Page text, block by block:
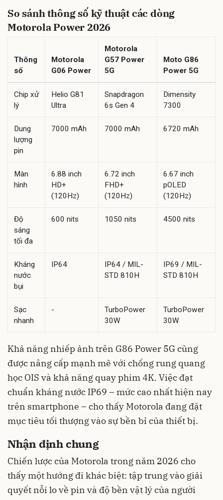
So sánh thông số kỹ thuật các dòng
Motorola Power 2026
Thông
số
Motorola
G06 Power
Motorola
G57 Power
5G
Moto G86
Power 5G
Chip xử
lý
Helio G81
Ultra
Snapdragon
6s Gen 4
Dimensity
7300
Dung
lượng
pin
7000 mAh 7000 mAh 6720 mAh
Màn
hình
6.88 inch
HD+
(120Hz)
6.72 inch
FHD+
(120Hz)
6.67 inch
pOLED
(120Hz)
Độ
sáng
tối đa
600 nits 1050 nits 4500 nits
Kháng
nước
bụi
IP64
IP64 / MIL-
STD 810H
IP69 / MIL-
STD 810H
Sạc
nhanh
-
TurboPower
30W
TurboPower
30W
Khả năng nhiếp ảnh trên G86 Power 5G cũng
được nâng cấp mạnh mẽ với chống rung quang
học OIS và khả năng quay phim 4K. Việc đạt
chuẩn kháng nước IP69 – mức cao nhất hiện nay
trên smartphone – cho thấy Motorola đang đặt
mục tiêu tối thượng vào sự bền bỉ của thiết bị.
Nhận định chung
Chiến lược của Motorola trong năm 2026 cho
thấy một hướng đi khác biệt: tập trung vào giải
quyết nỗi lo về pin và độ bền vật lý của người